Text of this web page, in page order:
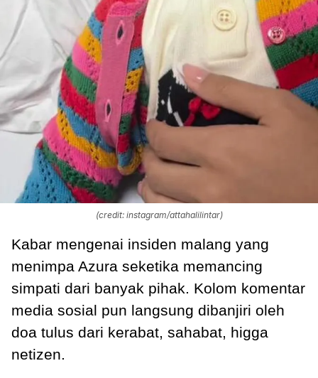
(credit: instagram/attahalilintar)
Kabar mengenai insiden malang yang
menimpa Azura seketika memancing
simpati dari banyak pihak. Kolom komentar
media sosial pun langsung dibanjiri oleh
doa tulus dari kerabat, sahabat, higga
netizen.